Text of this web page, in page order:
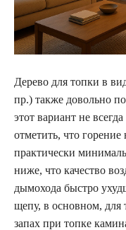
Дерево для топки в
пр.) также довольно
этот вариант не
отметить, что
практически
ниже, что качество
дымохода быстро
щепу, в основном, для
запах при топке